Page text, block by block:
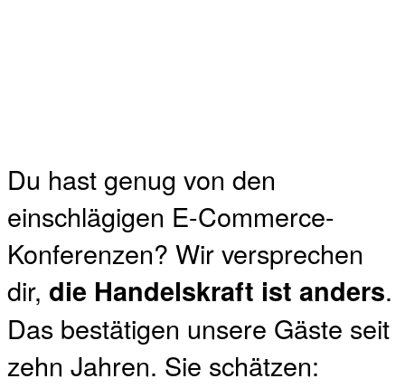
Du hast genug von den
einschlägigen E-Commerce-
Konferenzen? Wir versprechen
dir, die Handelskraft ist anders.
Das bestätigen unsere Gäste seit
zehn Jahren. Sie schätzen: